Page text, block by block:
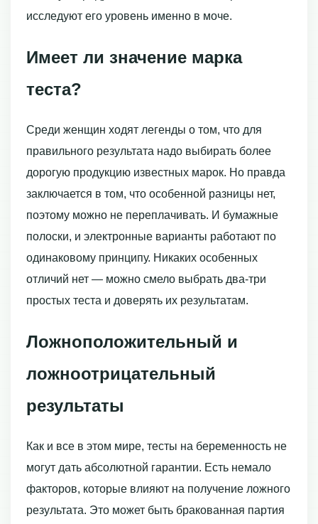
исследуют его уровень именно в моче.
Имеет ли значение марка
теста?
Среди женщин ходят легенды о том, что для
правильного результата надо выбирать более
дорогую продукцию известных марок. Но правда
заключается в том, что особенной разницы нет,
поэтому можно не переплачивать. И бумажные
полоски, и электронные варианты работают по
одинаковому принципу. Никаких особенных
отличий нет — можно смело выбрать два-три
простых теста и доверять их результатам.
Ложноположительный и
ложноотрицательный
результаты
Как и все в этом мире, тесты на беременность не
могут дать абсолютной гарантии. Есть немало
факторов, которые влияют на получение ложного
результата. Это может быть бракованная партия